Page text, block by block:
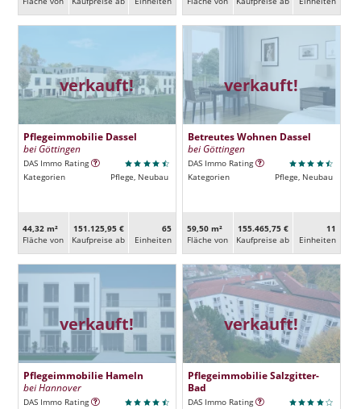
verkauft!
Pflegeimmobilie Dassel
bei Göttingen
DAS Immo Rating
Kategorien
Pflege, Neubau
44,32 m²
Fläche von
151.125,95 €
Kaufpreise ab
65
Ein­heiten
verkauft!
Betreutes Wohnen Dassel
bei Göttingen
DAS Immo Rating
Kategorien
Pflege, Neubau
59,50 m²
Fläche von
155.465,75 €
Kaufpreise ab
11
Ein­heiten
verkauft!
Pflegeimmobilie Hameln
bei Hannover
DAS Immo Rating
verkauft!
Pflegeimmobilie Salzgitter-
Bad
DAS Immo Rating